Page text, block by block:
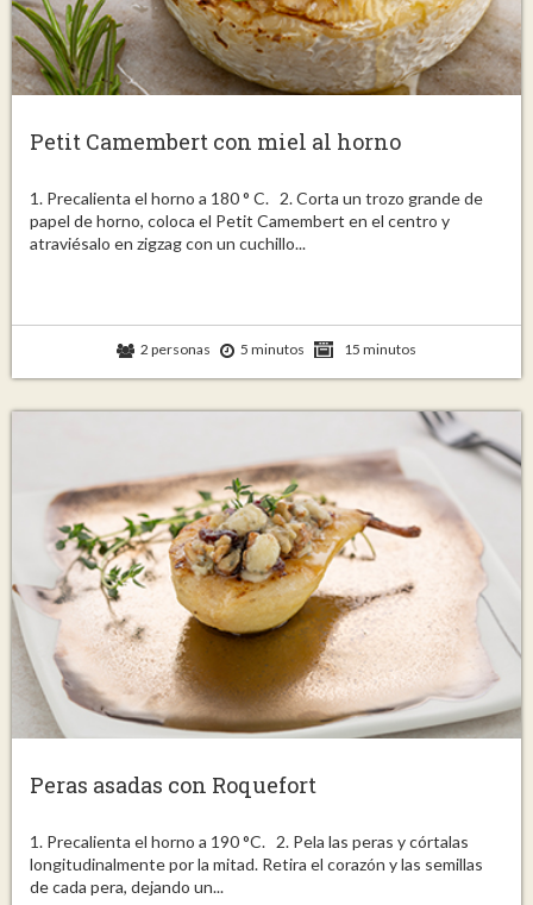
Petit Camembert con miel al horno
1. Precalienta el horno a 180 ° C. 2. Corta un trozo grande de
papel de horno, coloca el Petit Camembert en el centro y
atraviésalo en zigzag con un cuchillo...
2 personas 5 minutos 15 minutos
Peras asadas con Roquefort
1. Precalienta el horno a 190 °C. 2. Pela las peras y córtalas
longitudinalmente por la mitad. Retira el corazón y las semillas
de cada pera, dejando un...